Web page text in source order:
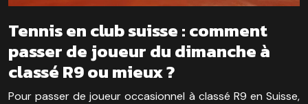
Tennis en club suisse : comment
passer de joueur du dimanche à
classé R9 ou mieux ?
Pour passer de joueur occasionnel à classé R9 en Suisse,